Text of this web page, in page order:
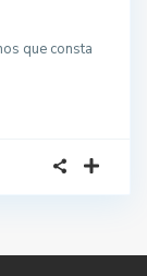
que consta